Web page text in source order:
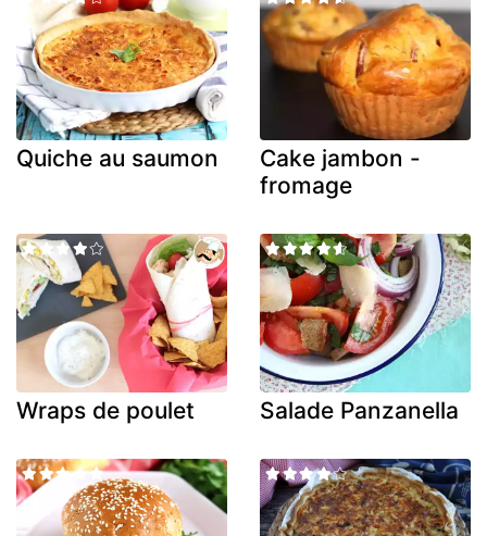
Quiche au saumon
Cake jambon -
fromage
Wraps de poulet Salade Panzanella